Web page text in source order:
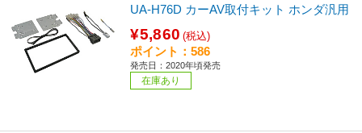
UA-H76D カーAV取付キット ホンダ汎用
¥5,860 (税込)
ポイント：586
発売日：2020年頃発売
在庫あり